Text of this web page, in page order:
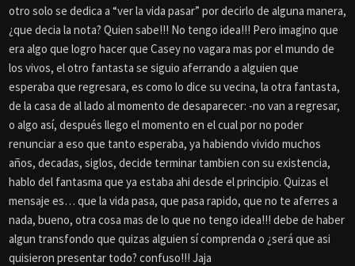
otro solo se dedica a “ver la vida pasar” por decirlo de alguna manera,
¿que decia la nota? Quien sabe!!! No tengo idea!!! Pero imagino que
era algo que logro hacer que Casey no vagara mas por el mundo de
los vivos, el otro fantasta se siguio aferrando a alguien que
esperaba que regresara, es como lo dice su vecina, la otra fantasta,
de la casa de al lado al momento de desaparecer: -no van a regresar,
o algo así, después llego el momento en el cual por no poder
renunciar a eso que tanto esperaba, ya habiendo vivido muchos
años, decadas, siglos, decide terminar tambien con su existencia,
hablo del fantasma que ya estaba ahi desde el principio. Quizas el
mensaje es… que la vida pasa, que pasa rapido, que no te aferres a
nada, bueno, otra cosa mas de lo que no tengo idea!!! debe de haber
algun transfondo que quizas alguien sí comprenda o ¿será que asi
quisieron presentar todo? confuso!!! Jaja